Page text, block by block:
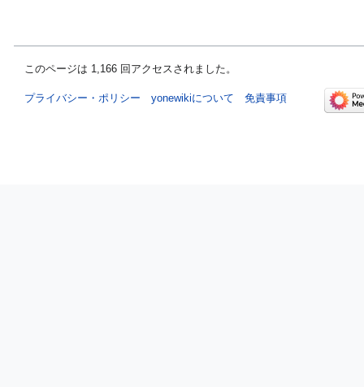
このページは 1,166 回アクセスされました。
プライバシー・ポリシー yonewikiについて 免責事項